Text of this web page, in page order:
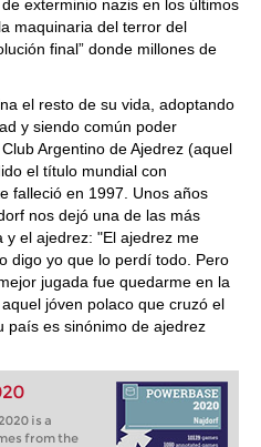
exterminio nazis en los últimos
maquinaria del terror del
final” donde millones de
el resto de su vida, adoptando
y siendo común poder
Argentino de Ajedrez (aquel
el título mundial con
falleció en 1997. Unos años
nos dejó una de las más
y el ajedrez: "El ajedrez me
digo yo que lo perdí todo. Pero
jugada fue quedarme en la
jóven polaco que cruzó el
país es sinónimo de ajedrez
is a
from the